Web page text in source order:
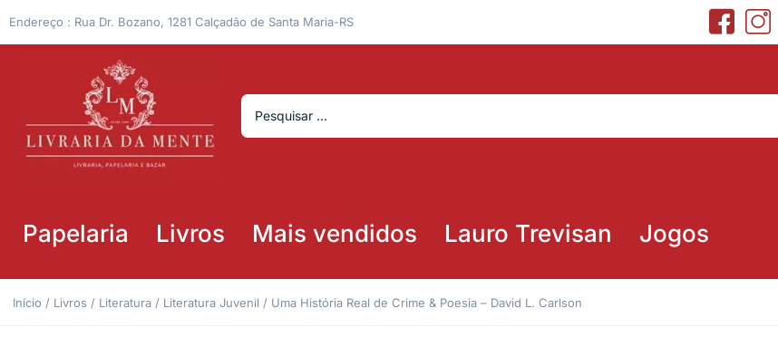
Endereço : Rua Dr. Bozano, 1281 Calçadão de Santa Maria-RS
Papelaria Livros Mais vendidos Lauro Trevisan Jogos
Início / Livros / Literatura / Literatura Juvenil / Uma História Real de Crime & Poesia – David L. Carlson